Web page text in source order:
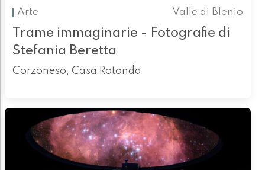
Arte
Valle di Blenio
Trame immaginarie - Fotografie di
Stefania Beretta
Corzoneso, Casa Rotonda